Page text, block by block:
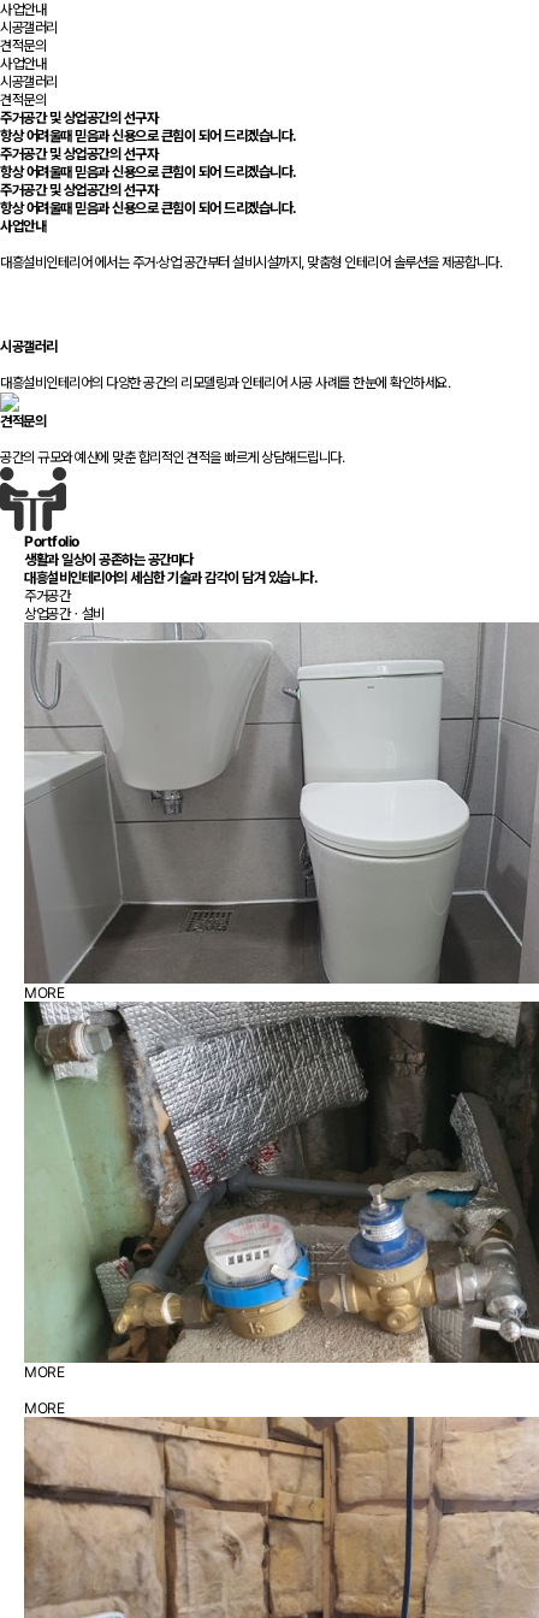
사업안내
시공갤러리
견적문의
사업안내
시공갤러리
견적문의
주거공간 및 상업공간의 선구자
항상 어려울때믿음과 신용으로 큰힘이 되어 드리겠습니다.
주거공간 및 상업공간의 선구자
항상 어려울때믿음과 신용으로 큰힘이 되어 드리겠습니다.
주거공간 및 상업공간의 선구자
항상 어려울때믿음과 신용으로 큰힘이 되어 드리겠습니다.
사업안내
대흥설비인테리어 에서는 주거·상업 공간부터 설비시설까지, 맞춤형 인테리어 솔루션을 제공합니다.
시공갤러리
대흥설비인테리어의 다양한 공간의 리모델링과 인테리어 시공 사례를 한눈에 확인하세요.
견적문의
공간의 규모와 예산에 맞춘 합리적인 견적을 빠르게 상담해드립니다.
Portfolio
생활과 일상이 공존하는 공간마다
대흥설비인테리어의 세심한 기술과 감각이 담겨 있습니다.
주거공간
상업공간ㆍ설비
MORE
MORE
MORE